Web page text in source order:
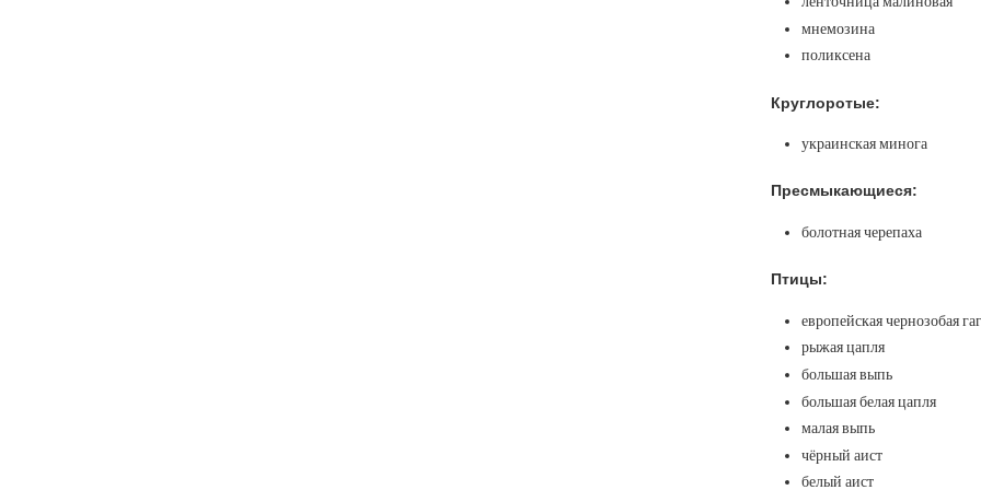
мнемозина
поликсена
Круглоротые:
украинская минога
Пресмыкающиеся:
болотная черепаха
Птицы:
европейская чернозобая
рыжая цапля
большая выпь
большая белая цапля
малая выпь
чёрный аист
белый аист